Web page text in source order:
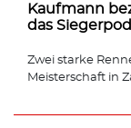
Kaufmann
das
Zwei starke
Meisterschaft in